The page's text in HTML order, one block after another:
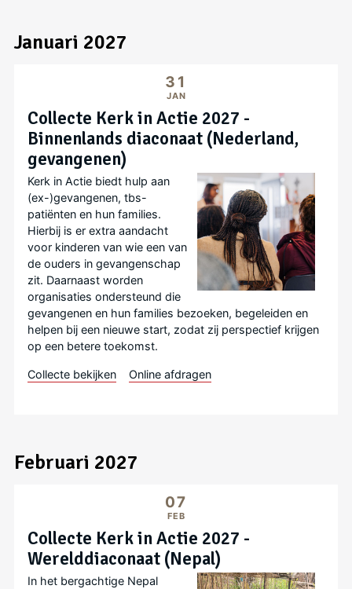
Januari 2027
31
JAN
Collecte Kerk in Actie 2027 -
Binnenlands diaconaat (Nederland,
gevangenen)
Kerk in Actie biedt hulp aan
(ex-)gevangenen, tbs-
patiënten en hun families.
Hierbij is er extra aandacht
voor kinderen van wie een van
de ouders in gevangenschap
zit. Daarnaast worden
organisaties ondersteund die
gevangenen en hun families bezoeken, begeleiden en
helpen bij een nieuwe start, zodat zij perspectief krijgen
op een betere toekomst.
Collecte bekijken Online afdragen
Februari 2027
07
FEB
Collecte Kerk in Actie 2027 -
Werelddiaconaat (Nepal)
In het bergachtige Nepal